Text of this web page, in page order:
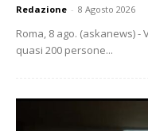
Redazione - 8 Agosto 2026
Roma, 8 ago. (askanews) -
quasi 200 persone...